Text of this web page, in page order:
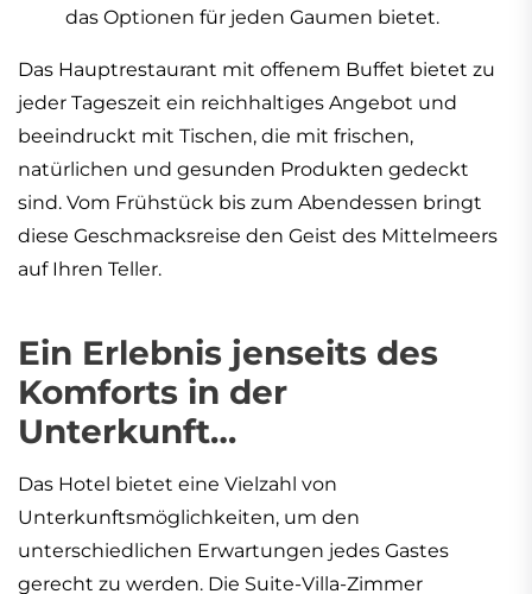
das Optionen für jeden Gaumen bietet.
Das Hauptrestaurant mit offenem Buffet bietet zu
jeder Tageszeit ein reichhaltiges Angebot und
beeindruckt mit Tischen, die mit frischen,
natürlichen und gesunden Produkten gedeckt
sind. Vom Frühstück bis zum Abendessen bringt
diese Geschmacksreise den Geist des Mittelmeers
auf Ihren Teller.
Ein Erlebnis jenseits des
Komforts in der
Unterkunft…
Das Hotel bietet eine Vielzahl von
Unterkunftsmöglichkeiten, um den
unterschiedlichen Erwartungen jedes Gastes
gerecht zu werden. Die Suite-Villa-Zimmer